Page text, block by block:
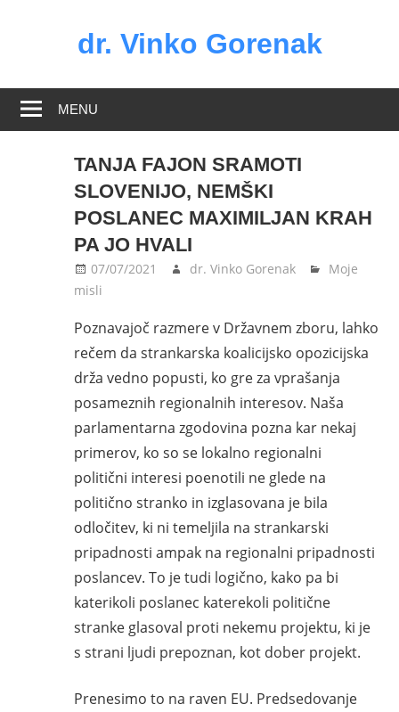
dr. Vinko Gorenak
poslanec
DZ
MENU
TANJA FAJON SRAMOTI
SLOVENIJO, NEMŠKI
POSLANEC MAXIMILJAN KRAH
PA JO HVALI
07/07/2021 dr. Vinko Gorenak
Moje
misli
Poznavajoč razmere v Državnem zboru, lahko
rečem da strankarska koalicijsko opozicijska
drža vedno popusti, ko gre za vprašanja
posameznih regionalnih interesov. Naša
parlamentarna zgodovina pozna kar nekaj
primerov, ko so se lokalno regionalni
politični interesi poenotili ne glede na
politično stranko in izglasovana je bila
odločitev, ki ni temeljila na strankarski
pripadnosti ampak na regionalni pripadnosti
poslancev. To je tudi logično, kako pa bi
katerikoli poslanec katerekoli politične
stranke glasoval proti nekemu projektu, ki je
s strani ljudi prepoznan, kot dober projekt.
Prenesimo to na raven EU. Predsedovanje